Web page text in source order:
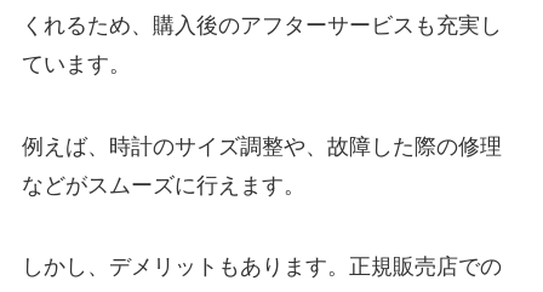
くれるため、購入後のアフターサービスも充実し
ています。
例えば、時計のサイズ調整や、故障した際の修理
などがスムーズに行えます。
しかし、デメリットもあります。正規販売店での